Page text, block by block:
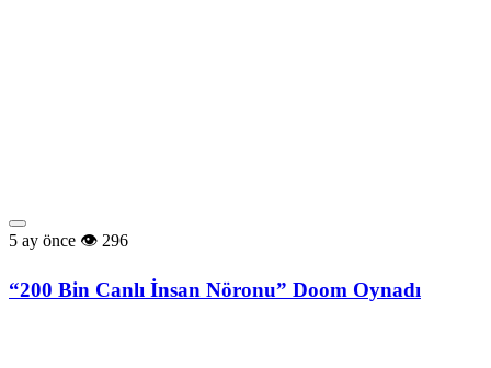
5 ay önce 296
“200 Bin Canlı İnsan Nöronu” Doom Oynadı